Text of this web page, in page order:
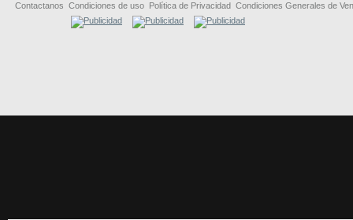
Contactanos Condiciones de uso Política de Privacidad Condiciones Generales de